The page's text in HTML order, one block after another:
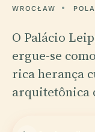
WROCŁAW
O Palácio
ergue-se
rica herança
arquitetônica